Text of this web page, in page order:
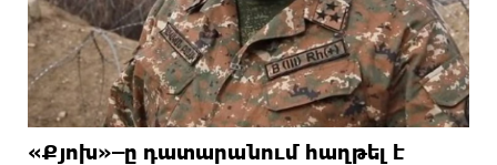
«Քյոխ»–ը դատարանում հաղթել է